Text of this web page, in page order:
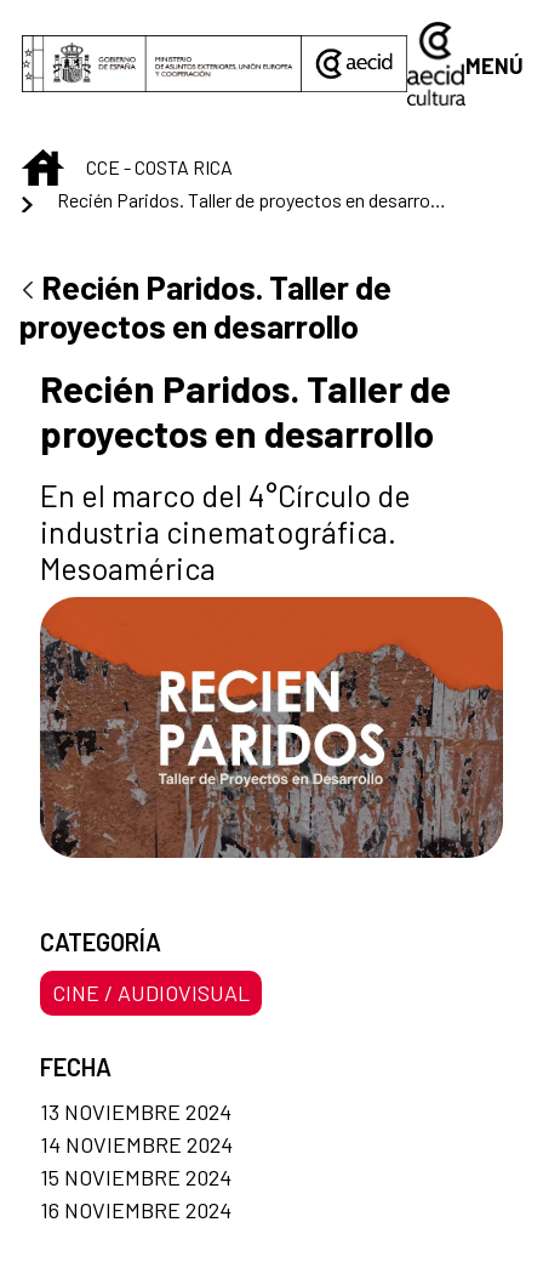
MENÚ
INICIO
CCE - COSTA RICA
Recién Paridos. Taller de
proyectos en desarrollo
Recién Paridos. Taller de
proyectos en desarrollo
En el marco del 4°Círculo de
industria cinematográfica.
Mesoamérica
CATEGORÍA
CINE / AUDIOVISUAL
FECHA
13 NOVIEMBRE 2024
14 NOVIEMBRE 2024
15 NOVIEMBRE 2024
16 NOVIEMBRE 2024